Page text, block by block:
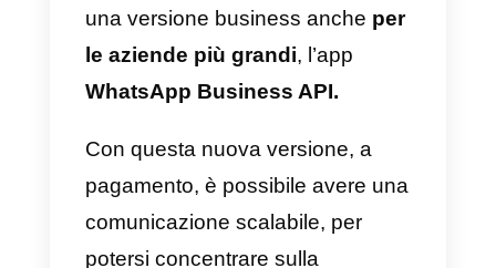
prima versioneBusiness nel
gennaio 2018, vista la crescente
interagire con i propri clienti in
maniera sempre più rapida e
interattiva, con lo specifico